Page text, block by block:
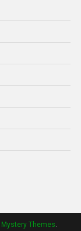
Mystery Themes